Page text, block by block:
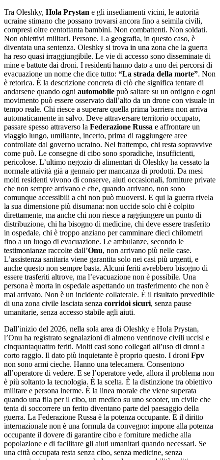
Tra Oleshky, Hola Prystan e gli insediamenti vicini, le autorità
ucraine stimano che possano trovarsi ancora fino a seimila civili,
compresi oltre centottanta bambini. Non combattenti. Non soldati.
Non obiettivi militari. Persone. La geografia, in questo caso, è
diventata una sentenza. Oleshky si trova in una zona che la guerra
ha reso quasi irraggiungibile. Le vie di accesso sono disseminate di
mine e battute dai droni. I residenti hanno dato a uno dei percorsi di
evacuazione un nome che dice tutto: “La strada della morte”. Non
è retorica. È la descrizione concreta di ciò che significa tentare di
andarsene quando ogni automobile può saltare su un ordigno e ogni
movimento può essere osservato dall’alto da un drone con visuale in
tempo reale. Chi riesce a superare quella prima barriera non arriva
automaticamente in salvo. Deve attraversare territorio occupato,
passare spesso attraverso la Federazione Russa e affrontare un
viaggio lungo, umiliante, incerto, prima di raggiungere aree
controllate dal governo ucraino. Nel frattempo, chi resta sopravvive
come può. Le consegne di cibo sono sporadiche, insufficienti,
pericolose. L’ultimo negozio di alimentari di Oleshky ha cessato la
normale attività già a gennaio per mancanza di prodotti. Da mesi
molti residenti vivono di conserve, aiuti occasionali, forniture private
che non sempre arrivano e che, quando arrivano, non sono
comunque accessibili a chi non può muoversi. E qui la guerra rivela
la sua dimensione più disumana: non uccide solo chi è colpito
direttamente, ma anche chi non riesce a raggiungere un punto di
distribuzione, chi ha bisogno di medicine, chi deve essere trasferito
in ospedale, chi è troppo anziano per camminare dieci chilometri
fino a un luogo di evacuazione. Le ambulanze, secondo le
testimonianze raccolte dall’Onu, non arrivano più nelle case.
L’assistenza sanitaria viene garantita solo nei casi più urgenti, e
anche questo non sempre basta. Alcuni feriti avrebbero bisogno di
essere trasferiti altrove, ma l’evacuazione non è possibile. Una
persona è morta in ospedale aspettando un trasferimento che non è
mai arrivato. Non è un incidente collaterale. È il risultato prevedibile
di una zona civile lasciata senza corridoi sicuri, senza pause
umanitarie, senza accesso stabile agli aiuti.
Dall’inizio del 2026, nella sola area di Oleshky e Hola Prystan,
l’Onu ha registrato segnalazioni di almeno ventinove civili uccisi e
cinquantaquattro feriti. Molti casi sono collegati all’uso di droni a
corto raggio. Il dato più inquietante è proprio questo. I droni Fpv
non sono armi cieche. Hanno una telecamera. Consentono
all’operatore di vedere. E se l’operatore vede, allora il problema non
è più soltanto la tecnologia. È la scelta. È la distinzione tra obiettivo
militare e persona inerme. È la linea morale che viene superata
quando una fila per il cibo, un medico su uno scooter, un civile che
tenta di soccorrere un ferito diventano parte del paesaggio della
guerra. La Federazione Russa è la potenza occupante. E il diritto
internazionale non è una formula da convegno: impone alla potenza
occupante il dovere di garantire cibo e forniture mediche alla
popolazione e di facilitare gli aiuti umanitari quando necessari. Se
una città occupata resta senza cibo, senza medicine, senza